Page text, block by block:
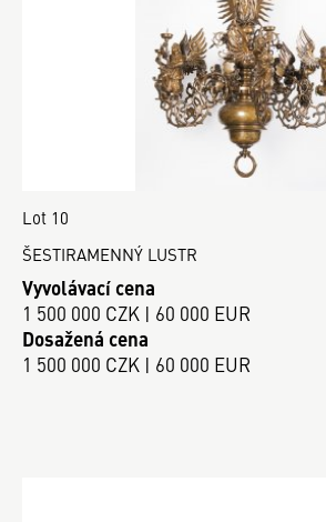
Lot 10
ŠESTIRAMENNÝ LUSTR
Vyvolávací cena
1 500 000 CZK | 60 000 EUR
Dosažená cena
1 500 000 CZK | 60 000 EUR